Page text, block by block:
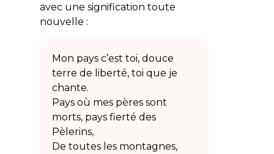
avec une signification toute
nouvelle :
Mon pays c’est toi, douce
terre de liberté, toi que je
chante.
Pays où mes pères sont
morts, pays fierté des
Pèlerins,
De toutes les montagnes,